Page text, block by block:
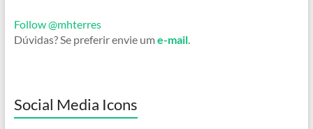
Follow @mhterres
Dúvidas? Se preferir envie ume-mail.
Social Media Icons